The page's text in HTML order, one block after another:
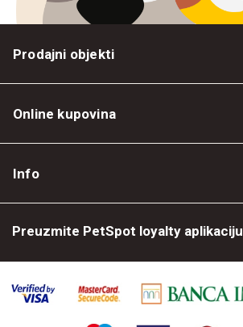
Prodajni objekti
Online kupovina
Info
Preuzmite PetSpot loyalty aplikaciju